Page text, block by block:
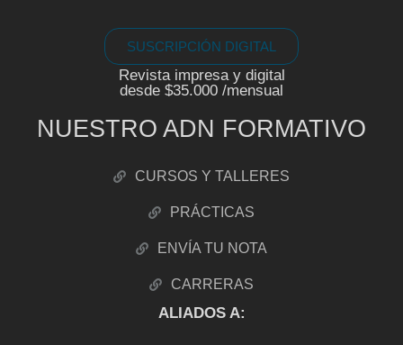
SUSCRIPCIÓN DIGITAL
Revista impresa y digital
desde $35.000 /mensual
NUESTRO ADN FORMATIVO
CURSOS Y TALLERES
PRÁCTICAS
ENVÍA TU NOTA
CARRERAS
ALIADOS A: